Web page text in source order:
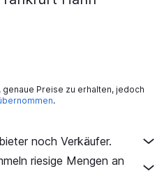
genaue Preise zu erhalten, jedoch
.
noch Verkäufer.
riesige Mengen an